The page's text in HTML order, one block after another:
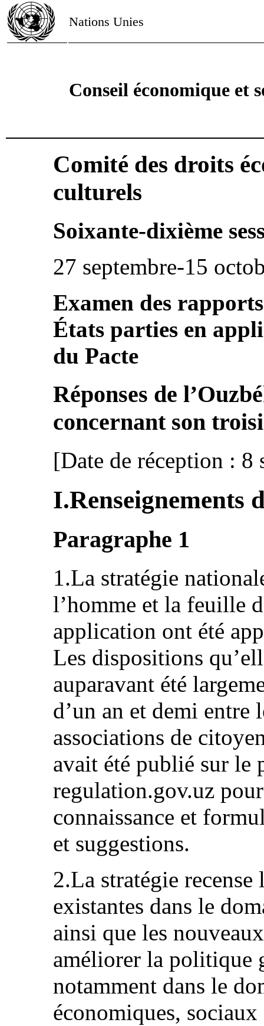
Nations Unies
Conseil économique et
Comité des droits
culturels
Soixante-dixième
27 septembre-15
Examen des
États parties en
du Pacte
Réponses de
concernant son
[Date de réception : 8
I.Renseignements
Paragraphe 1
1.La stratégie
l’homme et la feuille
application ont été
Les dispositions
auparavant été
d’un an et demi entre
associations de
avait été publié sur le
regulation.gov.uz
connaissance et
et suggestions.
2.La stratégie recense
existantes dans le
ainsi que les
améliorer la politique
notamment dans le
économiques,